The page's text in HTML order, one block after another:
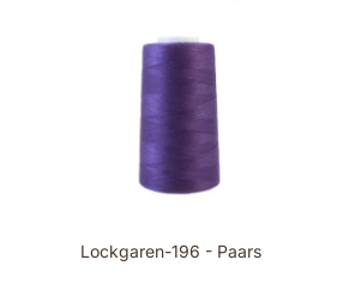
Lockgaren-196 - Paars